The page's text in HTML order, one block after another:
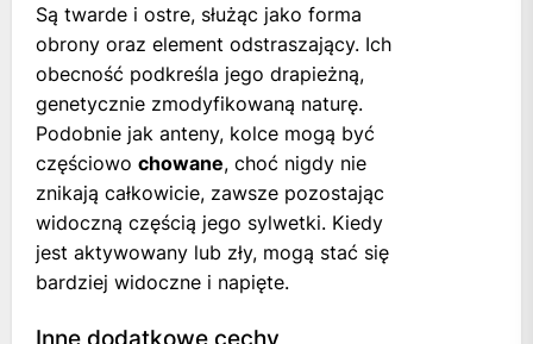
Są twarde i ostre, służąc jako forma
obrony oraz element odstraszający. Ich
obecność podkreśla jego drapieżną,
genetycznie zmodyfikowaną naturę.
Podobnie jak anteny, kolce mogą być
częściowo chowane, choć nigdy nie
znikają całkowicie, zawsze pozostając
widoczną częścią jego sylwetki. Kiedy
jest aktywowany lub zły, mogą stać się
bardziej widoczne i napięte.